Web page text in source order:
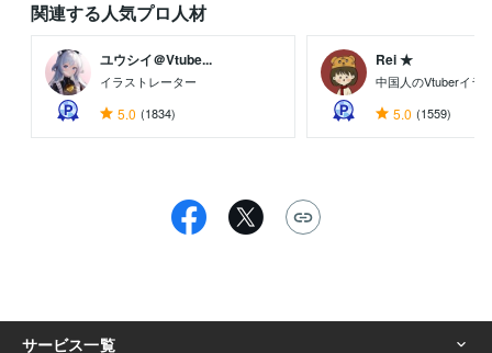
関連する人気プロ人材
ユウシイ＠Vtube...
イラストレーター
5.0 (1834)
Rei ★
中国人のVtuberイラ
5.0 (1559)